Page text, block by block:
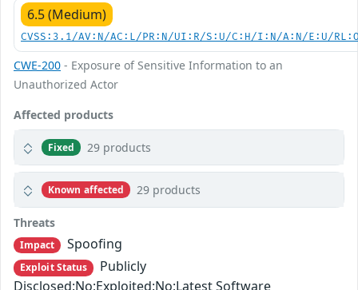
6.5 (Medium)
CVSS:3.1/AV:N/AC:L/PR:N/UI:R/S:U/C:H/I:N/A:N/E:U/
CWE-200 - Exposure of Sensitive Information to an
Unauthorized Actor
Affected products
Fixed 29 products
Known affected 29 products
Threats
Impact Spoofing
Exploit Status
Publicly
Disclosed:No;Exploited:No;Latest Software